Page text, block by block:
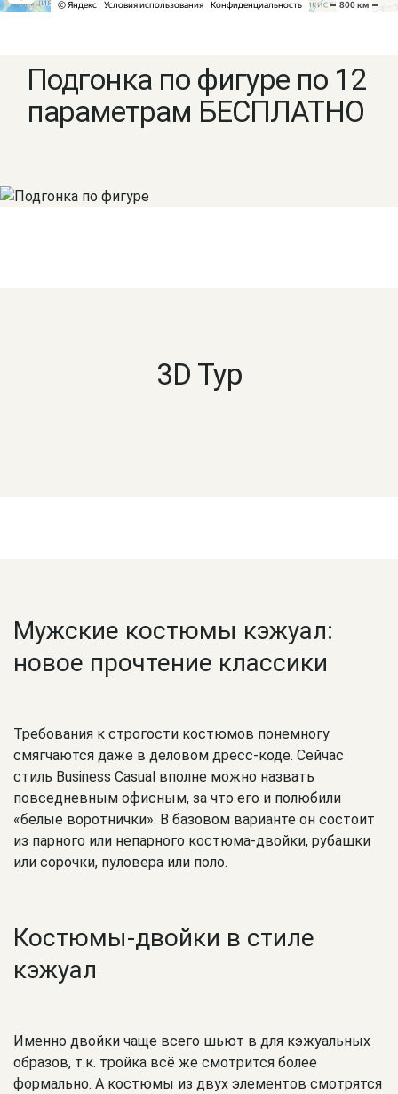
Подгонка по фигуре по 12
параметрам БЕСПЛАТНО
3D Тур
Мужские костюмы кэжуал:
новое прочтение классики
Требования к строгости костюмов понемногу
смягчаются даже в деловом дресс-коде. Сейчас
стиль Business Casual вполне можно назвать
повседневным офисным, за что его и полюбили
«белые воротнички». В базовом варианте он состоит
из парного или непарного костюма-двойки, рубашки
или сорочки, пуловера или поло.
Костюмы-двойки в стиле
кэжуал
Именно двойки чаще всего шьют в для кэжуальных
образов, т.к. тройка всё же смотрится более
формально. А костюмы из двух элементов смотрятся